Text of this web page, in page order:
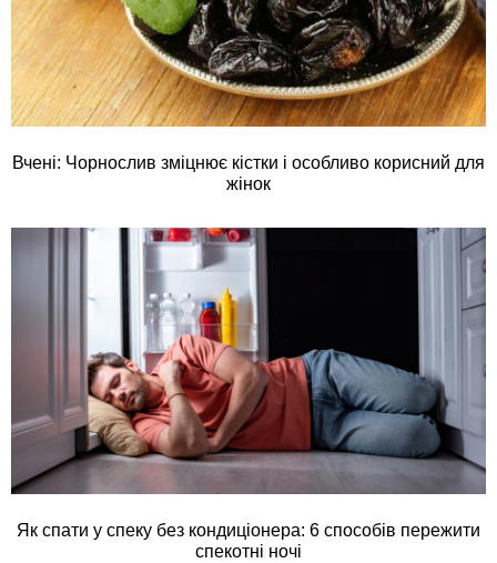
Вчені: Чорнослив зміцнює кістки і особливо корисний для
жінок
Як спати у спеку без кондиціонера: 6 способів пережити
спекотні ночі